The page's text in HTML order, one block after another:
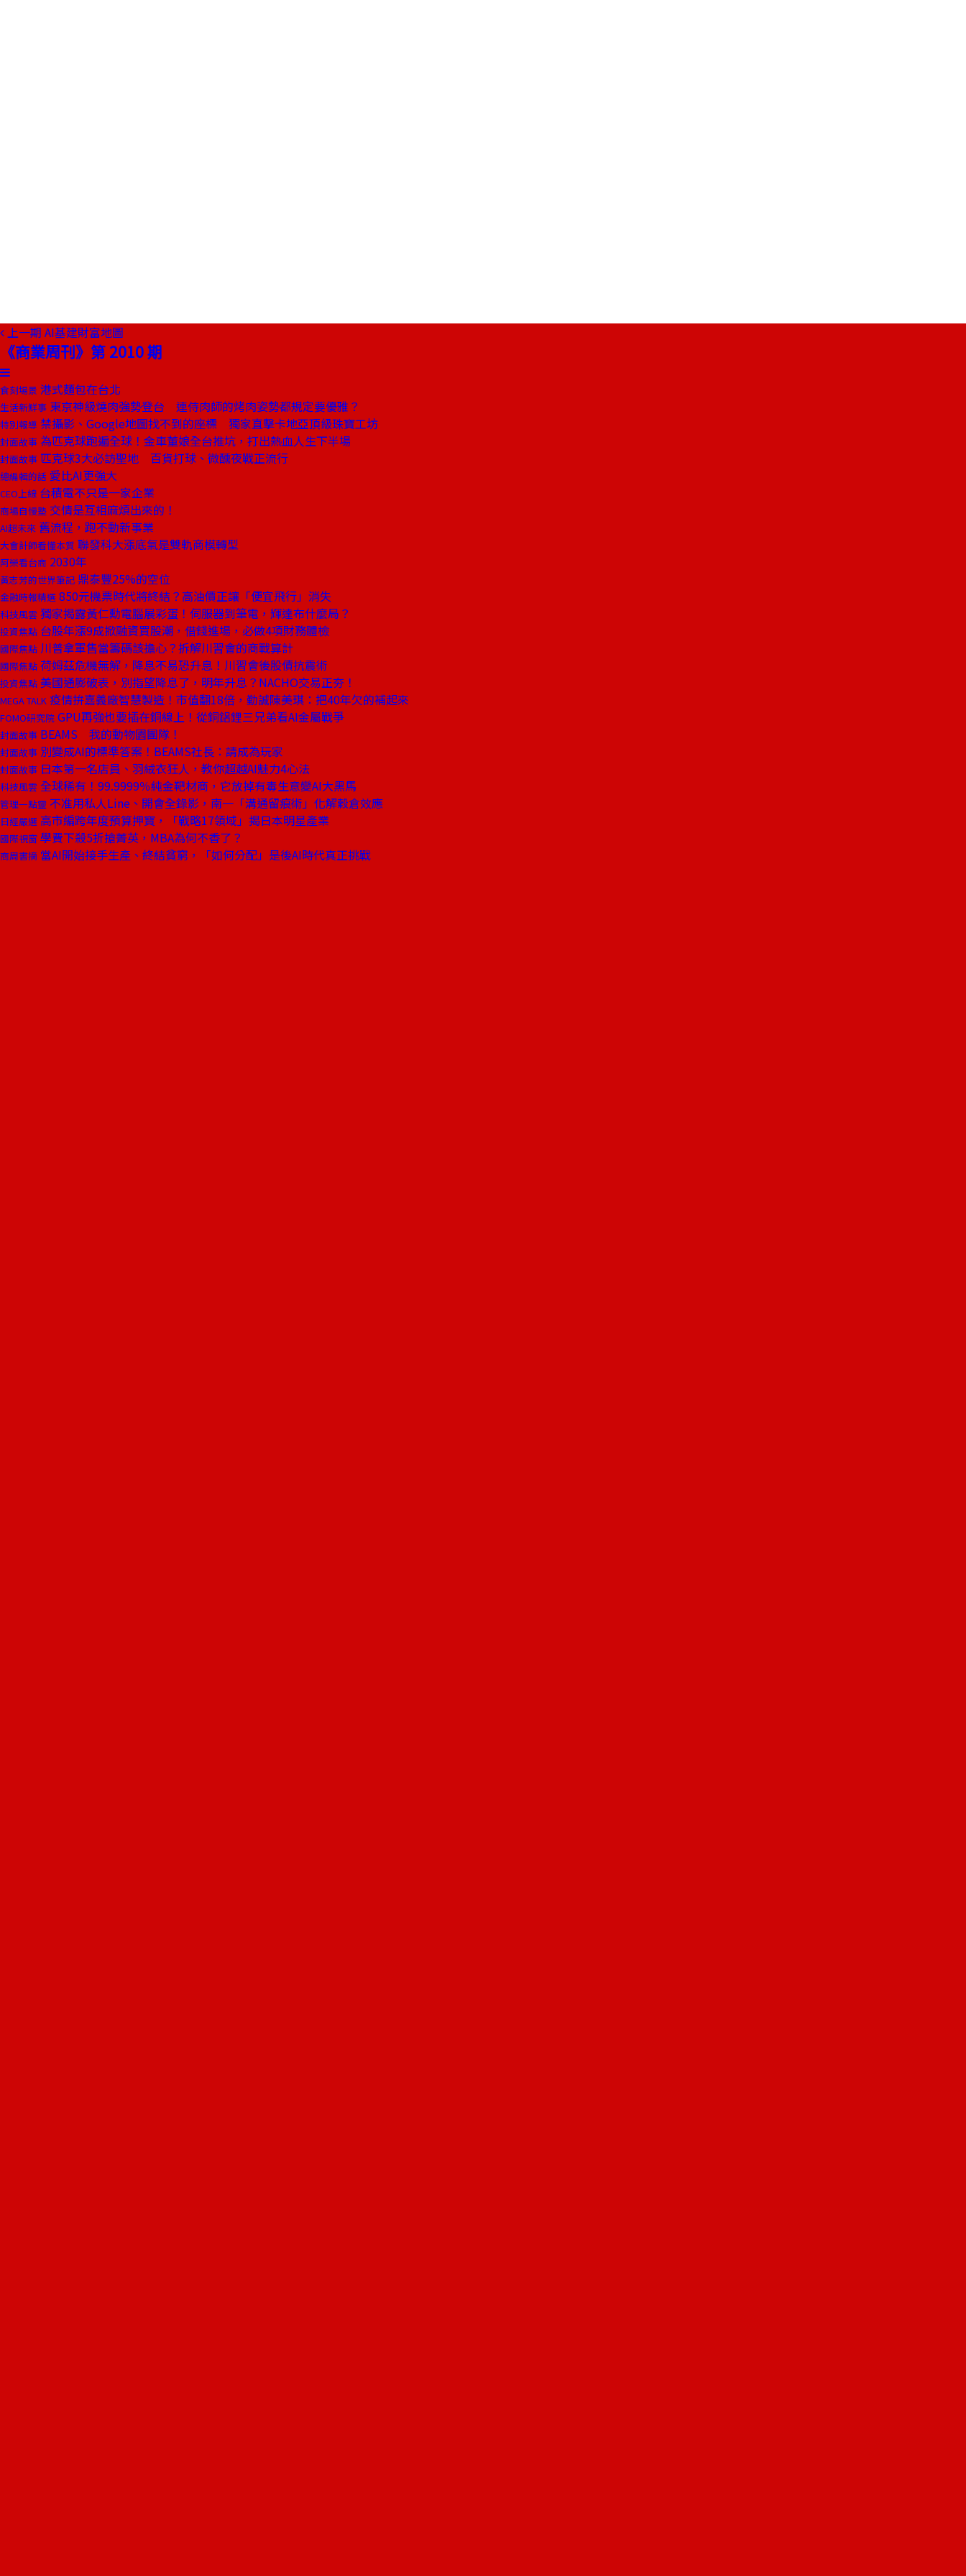
上一期 AI基建財富地圖
《商業周刊》第 2010 期
食刻場景 港式麵包在台北
生活新鮮事 東京神級燒肉強勢登台 連侍肉師的烤肉姿勢都規定要優雅？
特別報導 禁攝影、Google地圖找不到的座標 獨家直擊卡地亞頂級珠寶工坊
封面故事 為匹克球跑遍全球！金車董娘全台推坑，打出熱血人生下半場
封面故事 匹克球3大必訪聖地 百貨打球、微醺夜戰正流行
總編輯的話 愛比AI更強大
CEO上線 台積電不只是一家企業
商場自慢塾 交情是互相麻煩出來的！
AI超未來 舊流程，跑不動新事業
大會計師看懂本質 聯發科大漲底氣是雙軌商模轉型
阿榮看台商 2030年
黃志芳的世界筆記 鼎泰豐25%的空位
金融時報精選 850元機票時代將終結？高油價正讓「便宜飛行」消失
科技風雲 獨家揭露黃仁勳電腦展彩蛋！伺服器到筆電，輝達布什麼局？
投資焦點 台股年漲9成掀融資買股潮，借錢進場，必做4項財務體檢
國際焦點 川普拿軍售當籌碼該擔心？拆解川習會的商戰算計
國際焦點 荷姆茲危機無解，降息不易恐升息！川習會後股債抗震術
投資焦點 美國通膨破表，別指望降息了，明年升息？NACHO交易正夯！
MEGA TALK 疫情拚嘉義廠智慧製造！市值翻18倍，勤誠陳美琪：把40年欠的補起來
FOMO研究院 GPU再強也要插在銅線上！從銅鋁鋰三兄弟看AI金屬戰爭
封面故事 BEAMS 我的動物園團隊！
封面故事 別變成AI的標準答案！BEAMS社長：請成為玩家
封面故事 日本第一名店員、羽絨衣狂人，教你超越AI魅力4心法
科技風雲 全球稀有！99.9999％純金靶材商，它放掉有毒生意變AI大黑馬
管理一點靈 不准用私人Line、開會全錄影，南一「溝通留痕術」化解穀倉效應
日經嚴選 高市編跨年度預算押寶，「戰略17領域」揭日本明星產業
國際視窗 學費下殺5折搶菁英，MBA為何不香了？
商周書摘 當AI開始接手生產、終結貧窮，「如何分配」是後AI時代真正挑戰